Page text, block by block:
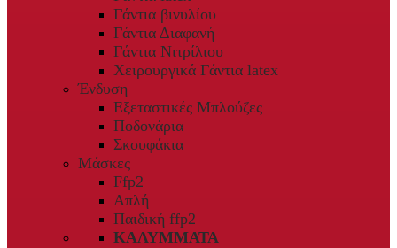
Γάντια βινυλίου
Γάντια Διαφανή
Γάντια Νιτρίλιου
Χειρουργικά Γάντια latex
Ένδυση
Εξεταστικές Μπλούζες
Ποδονάρια
Σκουφάκια
Μάσκες
Ffp2
Απλή
Παιδική ffp2
ΚΑΛΎΜΜΑΤΑ